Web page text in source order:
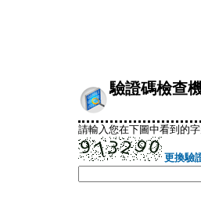
驗證碼檢查
請輸入您在下圖中看到的
更換驗